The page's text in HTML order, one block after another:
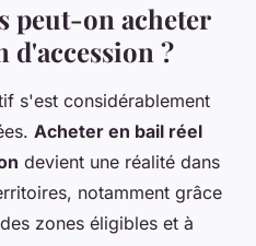
peut-on acheter
d'accession ?
s'est considérablement
Acheter en bail réel
devient une réalité dans
notamment grâce
zones éligibles et à